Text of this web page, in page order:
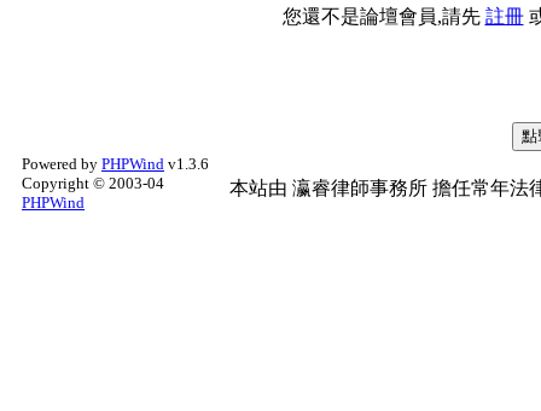
您還不是論壇會員,請先 註冊
Powered by PHPWind v1.3.6
Copyright © 2003-04
PHPWind
本站由 瀛睿律師事務所 擔任常年法